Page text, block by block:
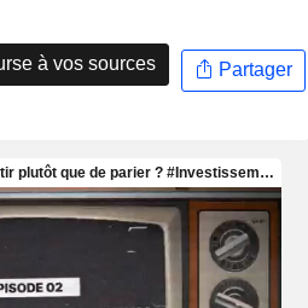
à vos sources Partager